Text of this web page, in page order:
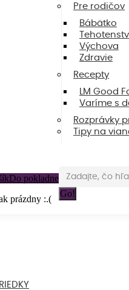
Pre rodičov
Bábätko
Výchova
Zdravie
Recepty
LM Good
Varíme s
Rozprávky
Tipy na
Do pokladne
prázdny :.(
Search: